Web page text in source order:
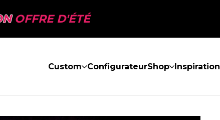
OFFRE D'ÉTÉ
Custom ConfigurateurShop Inspiration